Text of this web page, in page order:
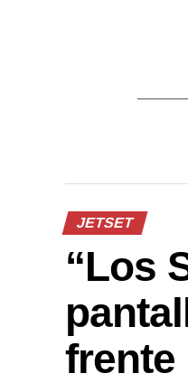
JETSET
“Los
frente